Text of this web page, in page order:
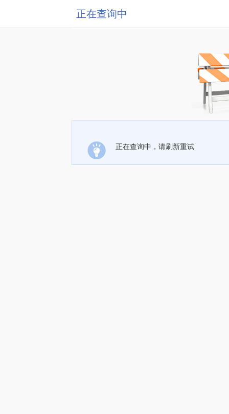
正在查询中
正在查询中，请刷新重试